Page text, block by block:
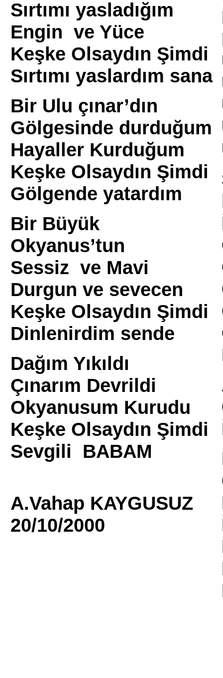
Sırtımı yasladığım
Engin ve Yüce
Keşke Olsaydın Şimdi
Sırtımı yaslardım sana
Bir Ulu çınar’dın
Gölgesinde durduğum
Hayaller Kurduğum
Keşke Olsaydın Şimdi
Gölgende yatardım
Bir Büyük
Okyanus’tun
Sessiz ve Mavi
Durgun ve sevecen
Keşke Olsaydın Şimdi
Dinlenirdim sende
Dağım Yıkıldı
Çınarım Devrildi
Okyanusum Kurudu
Keşke Olsaydın Şimdi
Sevgili BABAM
A.Vahap KAYGUSUZ
20/10/2000